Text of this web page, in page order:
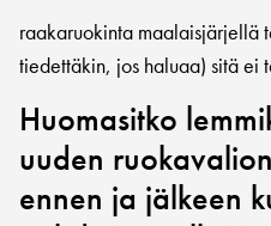
raakaruokinta maalaisjärjellä
tiedettäkin, jos haluaa) sitä ei
Huomasitko
uuden
ennen ja jälkeen